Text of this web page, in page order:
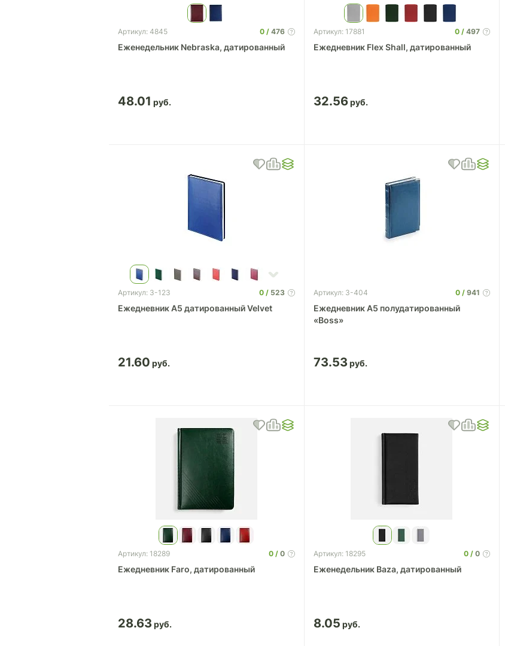
Артикул: 4845 0 476
Еженедельник Nebraska, датированный
48.01
Артикул: 17881 0 497
Ежедневник Flex Shall, датированный
32.56
Артикул: 3-123 0 523
Ежедневник А5 датированный Velvet
21.60
Артикул: 3-404 0 941
Ежедневник А5 полудатированный
«Boss»
73.53
Артикул: 18289 0 0
Ежедневник Faro, датированный
28.63
Артикул: 18295 0 0
Еженедельник Baza, датированный
8.05